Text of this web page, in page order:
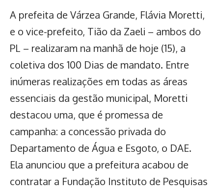
A prefeita de Várzea Grande, Flávia Moretti,
e o vice-prefeito, Tião da Zaeli – ambos do
PL – realizaram na manhã de hoje (15), a
coletiva dos 100 Dias de mandato. Entre
inúmeras realizações em todas as áreas
essenciais da gestão municipal, Moretti
destacou uma, que é promessa de
campanha: a concessão privada do
Departamento de Água e Esgoto, o DAE.
Ela anunciou que a prefeitura acabou de
contratar a Fundação Instituto de Pesquisas